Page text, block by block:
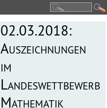
02.03.2018:
Auszeichnungen
im
Landeswettbewerb
Mathematik